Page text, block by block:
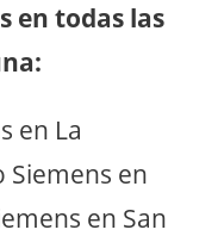
en todas las
en La
Siemens en
en San